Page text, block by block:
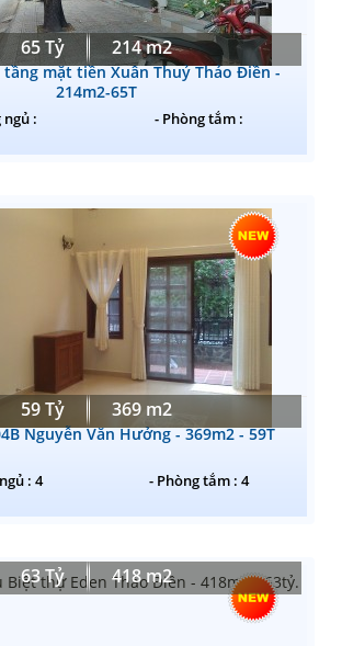
65 Tỷ 214 m2
mặt tiền Xuân Thuỷ Thảo Điền -
214m2-65T
ngủ : - Phòng tắm :
59 Tỷ 369 m2
Nguyễn Văn Hưởng - 369m2 - 59T
: 4 - Phòng tắm : 4
63 Tỷ 418 m2